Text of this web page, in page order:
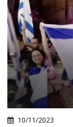
10/11/2023